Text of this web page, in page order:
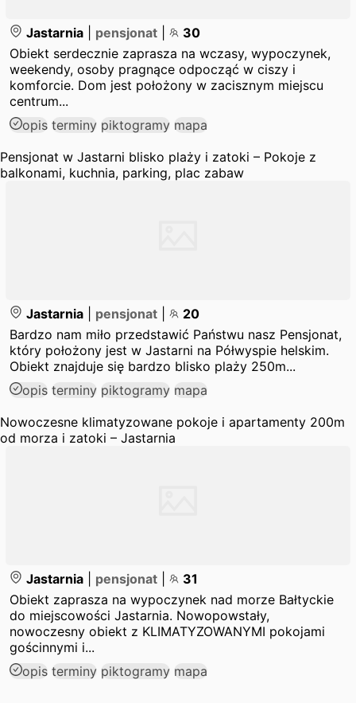
Jastarnia pensjonat
30
Obiekt serdecznie zaprasza na wczasy, wypoczynek,
weekendy, osoby pragnące odpocząć w ciszy i
komforcie. Dom jest położony w zacisznym miejscu
centrum...
opis terminy piktogramy mapa
Pensjonat w Jastarni blisko plaży i zatoki – Pokoje z
balkonami, kuchnia, parking, plac zabaw
Jastarnia pensjonat
20
Bardzo nam miło przedstawić Państwu nasz Pensjonat,
który położony jest w Jastarni na Półwyspie helskim.
Obiekt znajduje się bardzo blisko plaży 250m...
opis terminy piktogramy mapa
Nowoczesne klimatyzowane pokoje i apartamenty 200m
od morza i zatoki – Jastarnia
Jastarnia pensjonat
31
Obiekt zaprasza na wypoczynek nad morze Bałtyckie
do miejscowości Jastarnia. Nowopowstały,
nowoczesny obiekt z KLIMATYZOWANYMI pokojami
gościnnymi i...
opis terminy piktogramy mapa